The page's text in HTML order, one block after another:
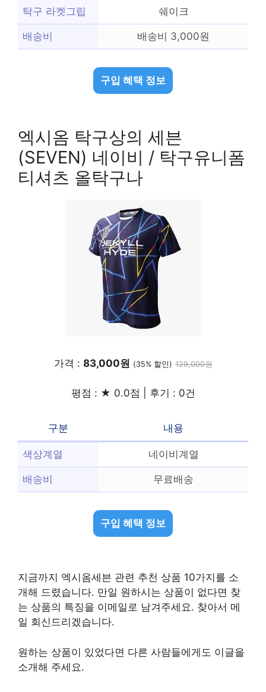
탁구 라켓그립 쉐이크
배송비 배송비 3,000원
구입 혜택 정보
엑시옴 탁구상의 세븐
(SEVEN) 네이비 / 탁구유니폼
티셔츠 올탁구나
가격 : 83,000원 (35% 할인) 129,000원
평점 : ★ 0.0점 | 후기 : 0건
구분 내용
색상계열 네이비계열
배송비 무료배송
구입 혜택 정보
지금까지 엑시옴세븐 관련 추천 상품 10가지를 소
개해 드렸습니다. 만일 원하시는 상품이 없다면 찾
는 상품의 특징을 이메일로 남겨주세요. 찾아서 메
일 회신드리겠습니다.
원하는 상품이 있었다면 다른 사람들에게도 이글을
소개해 주세요.